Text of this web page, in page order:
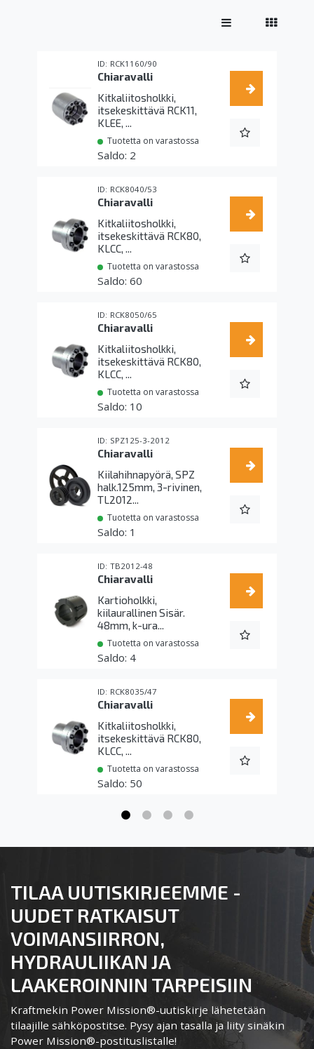
RCK1160/90
Chiaravalli
Kitkaliitosholkki,
itsekeskittävä RCK11,
KLEE, ...
Tuotetta on varastossa
2
RCK8040/53
Chiaravalli
Kitkaliitosholkki,
itsekeskittävä RCK80,
KLCC, ...
Tuotetta on varastossa
60
RCK8050/65
Chiaravalli
Kitkaliitosholkki,
itsekeskittävä RCK80,
KLCC, ...
Tuotetta on varastossa
10
SPZ125-3-2012
Chiaravalli
Kiilahihnapyörä, SPZ
halk.125mm, 3-rivinen,
TL2012...
Tuotetta on varastossa
1
TB2012-48
Chiaravalli
Kartioholkki,
kiilaurallinen Sisär.
48mm, k-ura...
Tuotetta on varastossa
4
RCK8035/47
Chiaravalli
Kitkaliitosholkki,
itsekeskittävä RCK80,
KLCC, ...
Tuotetta on varastossa
50
TILAA UUTISKIRJEEMME -
UUDET RATKAISUT
VOIMANSIIRRON,
HYDRAULIIKAN JA
LAAKEROINNIN TARPEISIIN
Kraftmekin Power Mission®-uutiskirje lähetetään
tilaajille sähköpostitse. Pysy ajan tasalla ja liity sinäkin
Power Mission®-postituslistalle!